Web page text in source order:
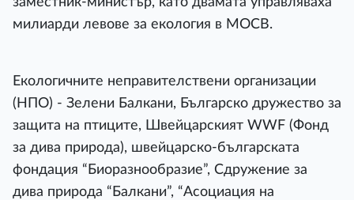
милиарди левове за екология в МОСВ.
Екологичните неправителствени организации
(НПО) - Зелени Балкани, Българско дружество за
защита на птиците, Швейцарският WWF (Фонд
за дива природа), швейцарско-българската
фондация “Биоразнообразие”, Сдружение за
дива природа “Балкани”, “Асоциация на